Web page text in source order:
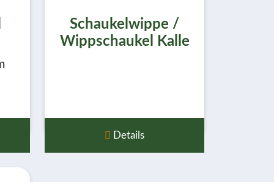
Schaukelwippe /
Wippschaukel Kalle
Details